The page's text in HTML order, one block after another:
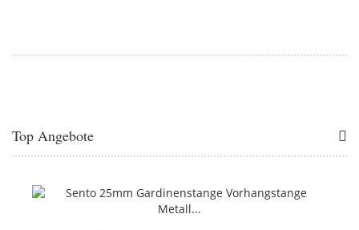
Top Angebote